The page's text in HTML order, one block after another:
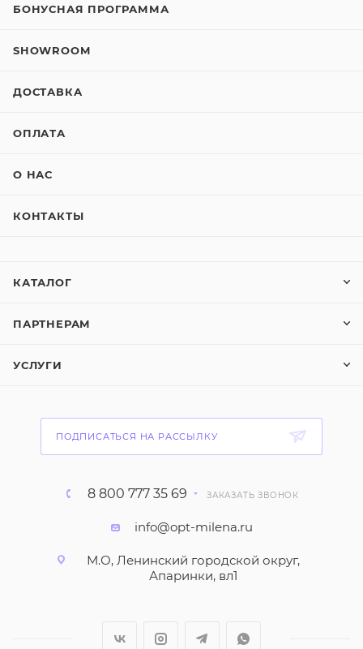
БОНУСНАЯ ПРОГРАММА
SHOWROOM
ДОСТАВКА
ОПЛАТА
О НАС
КОНТАКТЫ
КАТАЛОГ
ПАРТНЕРАМ
УСЛУГИ
ПОДПИСАТЬСЯ НА РАССЫЛКУ
8 800 777 35 69 ЗАКАЗАТЬ ЗВОНОК
info@opt-milena.ru
М.О, Ленинский городской округ,
Апаринки, вл1